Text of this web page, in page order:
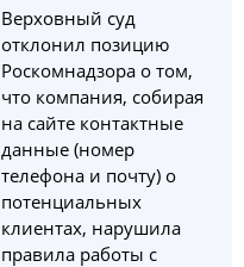
Верховный суд
отклонил позицию
Роскомнадзора о том,
что компания, собирая
на сайте контактные
данные (номер
телефона и почту) о
потенциальных
клиентах, нарушила
правила работы с